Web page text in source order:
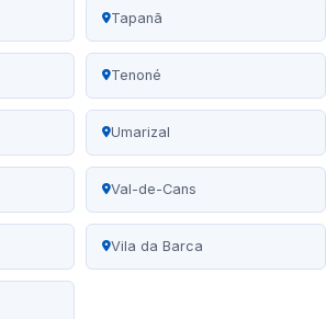
Tapanã
Tenoné
Umarizal
Val-de-Cans
Vila da Barca